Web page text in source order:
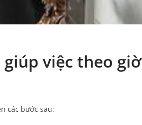
việc theo giờ
các bước sau: